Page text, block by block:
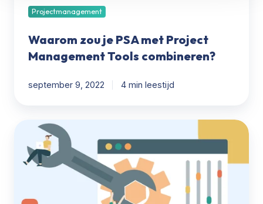
Projectmanagement
Waarom zou je PSA met Project
Management Tools combineren?
september 9, 2022 4 min leestijd
PSOhub
PSA
samenvoegt
Project